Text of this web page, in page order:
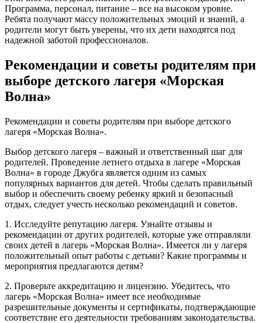
Программа, персонал, питание – все на высоком уровне.
Ребята получают массу положительных эмоций и знаний, а
родители могут быть уверены, что их дети находятся под
надежной заботой профессионалов.
Рекомендации и советы родителям при
выборе детского лагеря «Морская
Волна»
Рекомендации и советы родителям при выборе детского
лагеря «Морская Волна».
Выбор детского лагеря – важный и ответственный шаг для
родителей. Проведение летнего отдыха в лагере «Морская
Волна» в городе Джубга является одним из самых
популярных вариантов для детей. Чтобы сделать правильный
выбор и обеспечить своему ребенку яркий и безопасный
отдых, следует учесть несколько рекомендаций и советов.
1. Исследуйте репутацию лагеря. Узнайте отзывы и
рекомендации от других родителей, которые уже отправляли
своих детей в лагерь «Морская Волна». Имеется ли у лагеря
положительный опыт работы с детьми? Какие программы и
мероприятия предлагаются детям?
2. Проверьте аккредитацию и лицензию. Убедитесь, что
лагерь «Морская Волна» имеет все необходимые
разрешительные документы и сертификаты, подтверждающие
соответствие его деятельности требованиям законодательства.